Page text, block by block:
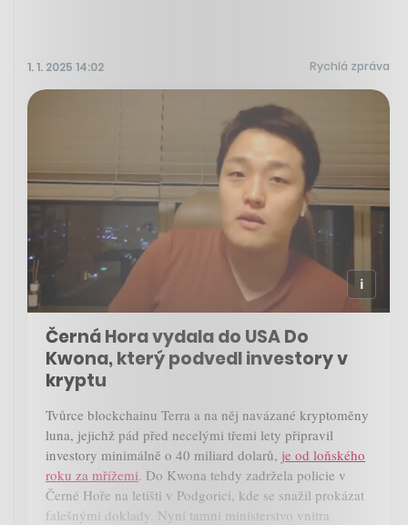
1. 1. 2025 14:02 Rychlá zpráva
Černá Hora vydala do USA Do
Kwona, který podvedl investory v
kryptu
Tvůrce blockchainu Terra a na něj navázané kryptoměny
luna, jejichž pád před necelými třemi lety připravil
investory minimálně o 40 miliard dolarů, je od loňského
roku za mřížemi. Do Kwona tehdy zadržela policie v
Černé Hoře na letišti v Podgorici, kde se snažil prokázat
falešnými doklady. Nyní tamní ministerstvo vnitra